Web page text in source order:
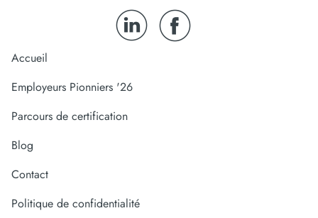
Accueil
Employeurs Pionniers '26
Parcours de certification
Blog
Contact
Politique de confidentialité